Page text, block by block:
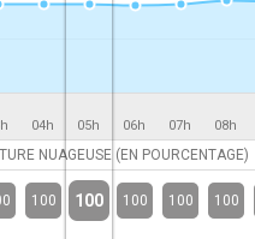
04h 05h 06h 07h 08h
NUAGEUSE (EN POURCENTAGE)
100 100 100 100 100